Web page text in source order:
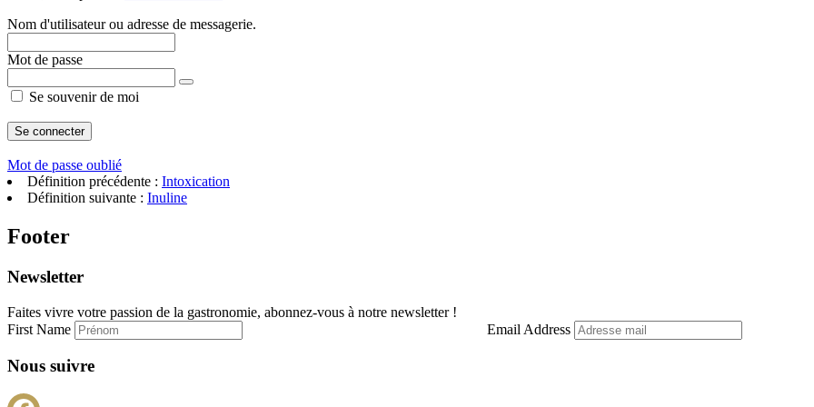
Nom d'utilisateur ou adresse de messagerie.
Mot de passe
Se souvenir de moi
Mot de passe oublié
Définition précédente : Intoxication
Définition suivante : Inuline
Footer
Newsletter
Faites vivre votre passion de la gastronomie, abonnez-vous à notre newsletter !
First Name
Email Address
Nous suivre